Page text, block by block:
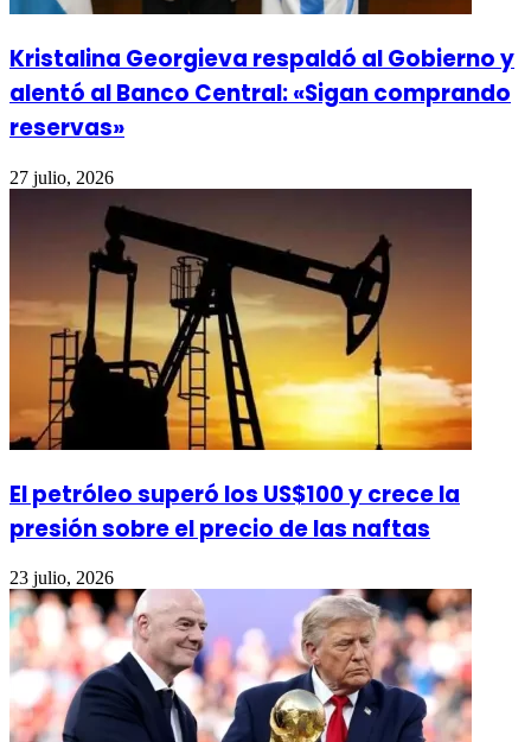
Kristalina Georgieva respaldó al Gobierno y
alentó al Banco Central: «Sigan comprando
reservas»
27 julio, 2026
El petróleo superó los US$100 y crece la
presión sobre el precio de las naftas
23 julio, 2026